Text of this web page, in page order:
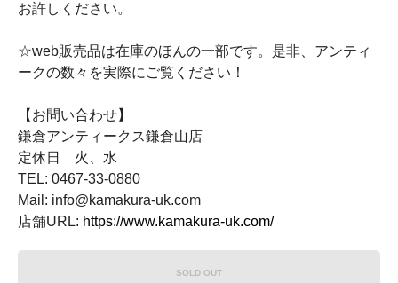
お許しください。
☆web販売品は在庫のほんの一部です。是非、アンティ
ークの数々を実際にご覧ください！
【お問い合わせ】
鎌倉アンティークス鎌倉山店
定休日 火、水
TEL: 0467-33-0880
Mail: info@kamakura-uk.com
店舗URL: https://www.kamakura-uk.com/
SOLD OUT